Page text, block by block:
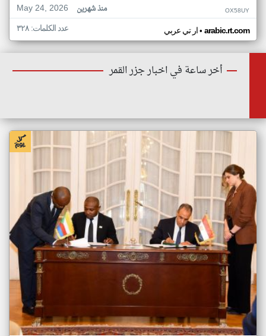
May 24, 2026
منذ شهرين OX58UY
ار تي عربي• arabic.rt.com عدد الكلمات: ٣٢٨
أخر ساعة في اخبار جزر القمر